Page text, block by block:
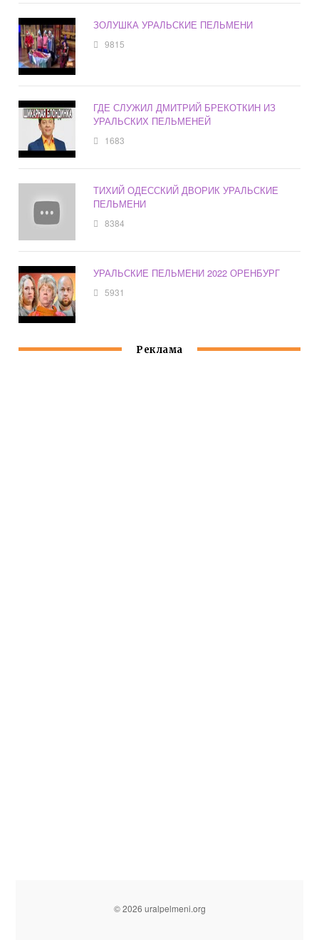
ЗОЛУШКА УРАЛЬСКИЕ ПЕЛЬМЕНИ
9815
ГДЕ СЛУЖИЛ ДМИТРИЙ БРЕКОТКИН ИЗ
УРАЛЬСКИХ ПЕЛЬМЕНЕЙ
1683
ТИХИЙ ОДЕССКИЙ ДВОРИК УРАЛЬСКИЕ
ПЕЛЬМЕНИ
8384
УРАЛЬСКИЕ ПЕЛЬМЕНИ 2022 ОРЕНБУРГ
5931
Реклама
© 2026 uralpelmeni.org